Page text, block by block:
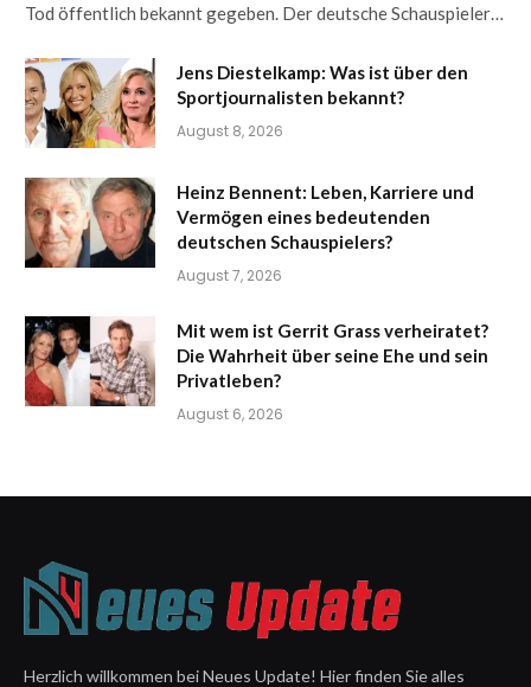
Tod öffentlich bekannt gegeben. Der deutsche Schauspieler…
Jens Diestelkamp: Was ist über den
Sportjournalisten bekannt?
August 8, 2026
Heinz Bennent: Leben, Karriere und
Vermögen eines bedeutenden
deutschen Schauspielers?
August 7, 2026
Mit wem ist Gerrit Grass verheiratet?
Die Wahrheit über seine Ehe und sein
Privatleben?
August 6, 2026
Herzlich willkommen bei Neues Update! Hier finden Sie alles